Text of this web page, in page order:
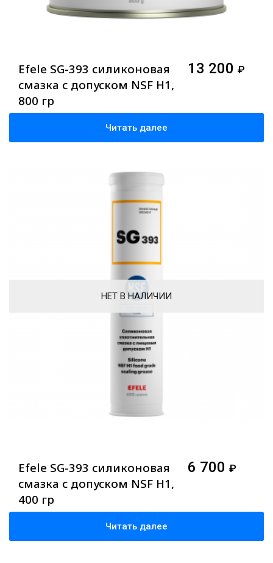
Efele SG-393 силиконовая
смазка с допуском NSF H1,
800 гр
13 200 ₽
Читать далее
НЕТ В НАЛИЧИИ
Efele SG-393 силиконовая
смазка с допуском NSF H1,
400 гр
6 700 ₽
Читать далее